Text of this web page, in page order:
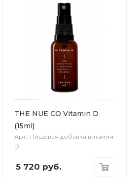
THE NUE CO Vitamin D
(15ml)
Арт.: Пищевая добавка витамин
D
5 720 руб.